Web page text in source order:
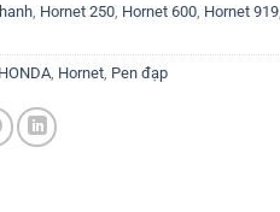
Hornet 250 Hornet 600 Hornet 919
HONDA Hornet Pen đạp